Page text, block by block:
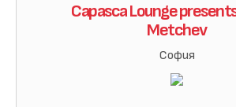
Capasca Lounge
Metchev
София